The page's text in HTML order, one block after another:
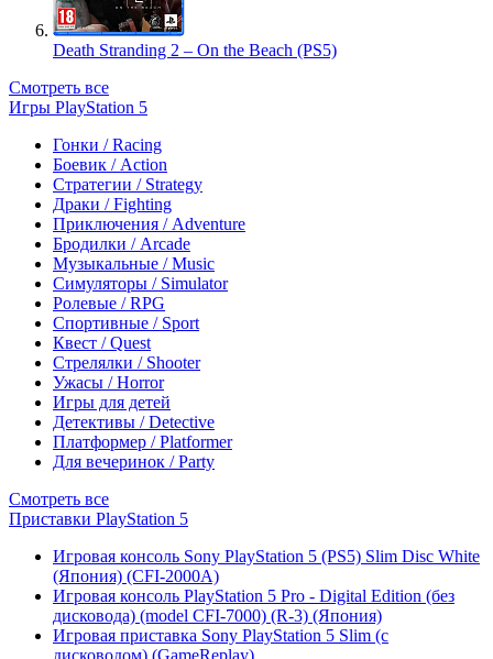
Death Stranding 2 – On the Beach (PS5)
Смотреть все
Игры PlayStation 5
Гонки / Racing
Боевик / Action
Стратегии / Strategy
Драки / Fighting
Приключения / Adventure
Бродилки / Arcade
Музыкальные / Music
Симуляторы / Simulator
Ролевые / RPG
Спортивные / Sport
Квест / Quest
Стрелялки / Shooter
Ужасы / Horror
Игры для детей
Детективы / Detective
Платформер / Platformer
Для вечеринок / Party
Смотреть все
Приставки PlayStation 5
Игровая консоль Sony PlayStation 5 (PS5) Slim Disc White
(Япония) (CFI-2000A)
Игровая консоль PlayStation 5 Pro - Digital Edition (без
дисковода) (model CFI-7000) (R-3) (Япония)
Игровая приставка Sony PlayStation 5 Slim (с
дисководом) (GameReplay)